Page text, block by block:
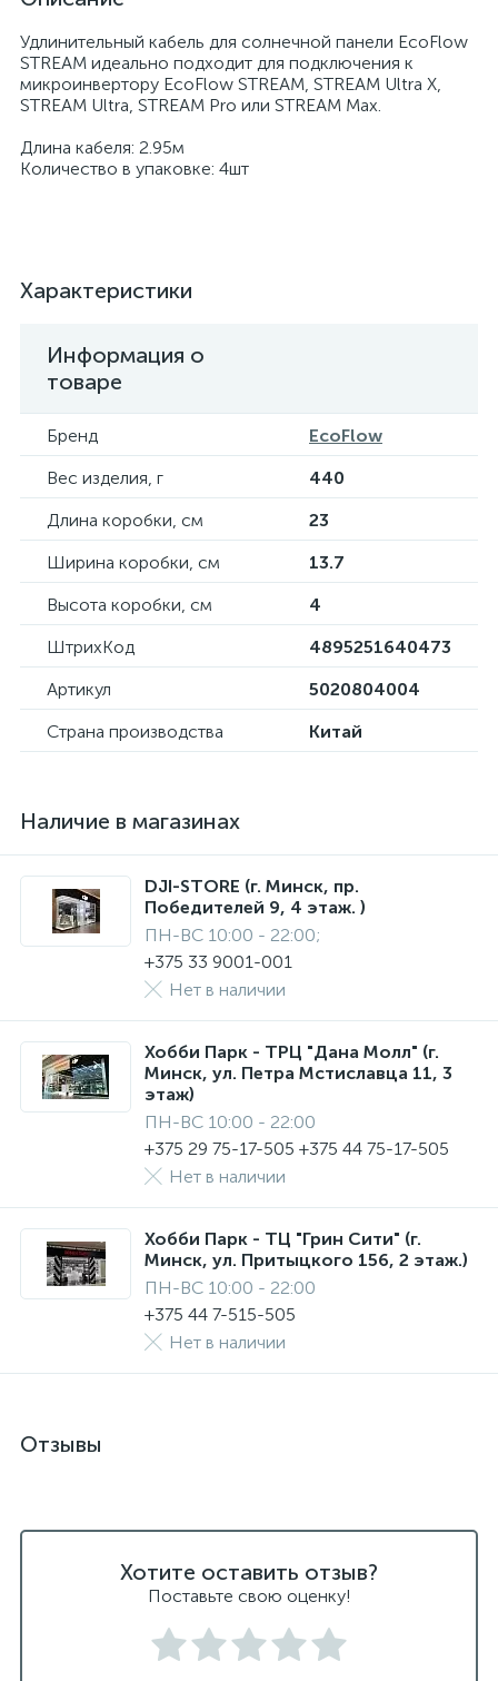
Удлинительный кабель для солнечной панели EcoFlow
STREAM идеально подходит для подключения к
микроинвертору EcoFlow STREAM, STREAM Ultra X,
STREAM Ultra, STREAM Pro или STREAM Max.
Длина кабеля: 2.95м
Количество в упаковке: 4шт
Характеристики
Информация о
товаре
Бренд
EcoFlow
Вес изделия, г
440
Длина коробки, см
23
Ширина коробки, см
13.7
Высота коробки, см
4
ШтрихКод
4895251640473
Артикул
5020804004
Страна производства
Китай
Наличие в магазинах
DJI-STORE (г. Минск, пр.
Победителей 9, 4 этаж. )
ПН-ВС 10:00 - 22:00;
+375 33 9001-001
Нет в наличии
Хобби Парк - ТРЦ "Дана Молл" (г.
Минск, ул. Петра Мстиславца 11, 3
этаж)
ПН-ВС 10:00 - 22:00
+375 29 75-17-505 +375 44 75-17-505
Нет в наличии
Хобби Парк - ТЦ "Грин Сити" (г.
Минск, ул. Притыцкого 156, 2 этаж.)
ПН-ВС 10:00 - 22:00
+375 44 7-515-505
Нет в наличии
Отзывы
Хотите оставить отзыв?
Поставьте свою оценку!